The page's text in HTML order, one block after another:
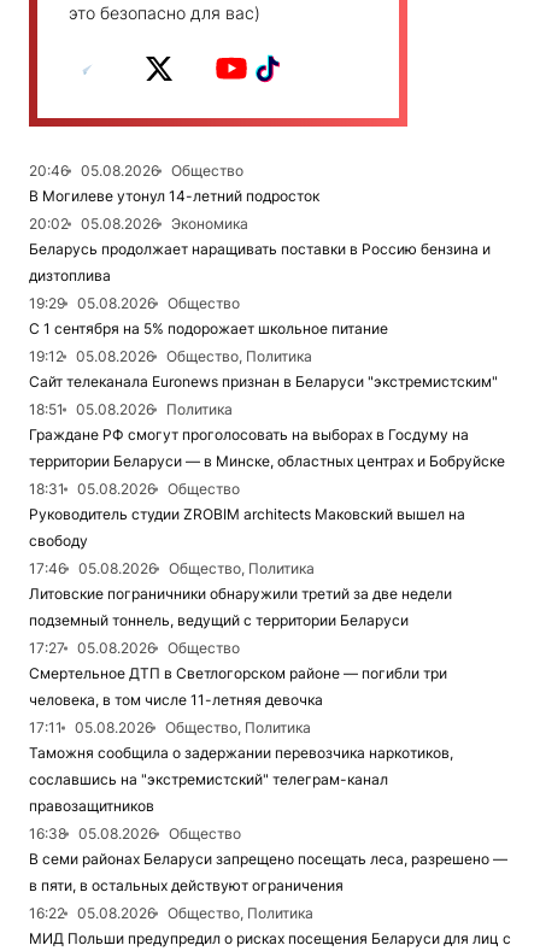
это безопасно для вас)
20:46 05.08.2026
Общество
В Могилеве утонул 14-летний подросток
20:02
05.08.2026
Экономика
Беларусь продолжает наращивать поставки в Россию бензина и
дизтоплива
19:29
05.08.2026
Общество
С 1 сентября на 5% подорожает школьное питание
19:12
05.08.2026
Общество, Политика
Сайт телеканала Euronews признан в Беларуси "экстремистским"
18:51
05.08.2026
Политика
Граждане РФ смогут проголосовать на выборах в Госдуму на
территории Беларуси — в Минске, областных центрах и Бобруйске
18:31
05.08.2026
Общество
Руководитель студии ZROBIM architects Маковский вышел на
свободу
17:46
05.08.2026
Общество, Политика
Литовские пограничники обнаружили третий за две недели
подземный тоннель, ведущий с территории Беларуси
17:27
05.08.2026
Общество
Смертельное ДТП в Светлогорском районе — погибли три
человека, в том числе 11-летняя девочка
17:11
05.08.2026
Общество, Политика
Таможня сообщила о задержании перевозчика наркотиков,
сославшись на "экстремистский" телеграм-канал
правозащитников
16:38
05.08.2026
Общество
В семи районах Беларуси запрещено посещать леса, разрешено —
в пяти, в остальных действуют ограничения
16:22
05.08.2026
Общество, Политика
МИД Польши предупредил о рисках посещения Беларуси для лиц с